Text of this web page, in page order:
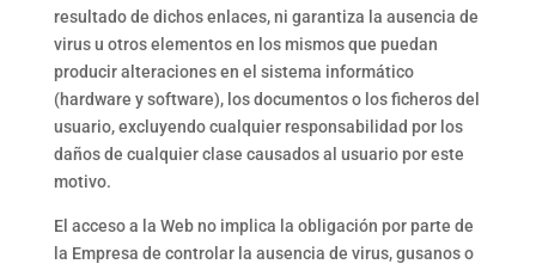
resultado de dichos enlaces, ni garantiza la ausencia de
virus u otros elementos en los mismos que puedan
producir alteraciones en el sistema informático
(hardware y software), los documentos o los ficheros del
usuario, excluyendo cualquier responsabilidad por los
daños de cualquier clase causados al usuario por este
motivo.
El acceso a la Web no implica la obligación por parte de
la Empresa de controlar la ausencia de virus, gusanos o